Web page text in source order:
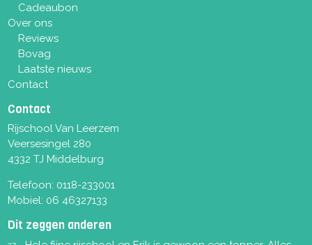
Cadeaubon
Over ons
Reviews
Bovag
Laatste nieuws
Contact
Contact
Rijschool Van Leerzem
Veersesingel 280
4332 TJ Middelburg
Telefoon: 0118-233001
Mobiel: 06 46327133
Dit zeggen anderen